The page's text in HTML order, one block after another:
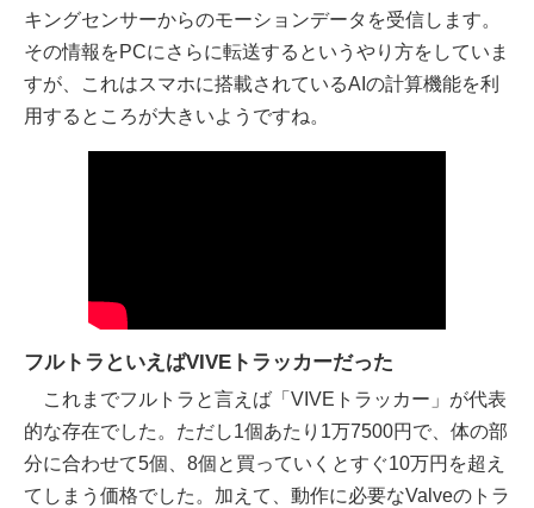
キングセンサーからのモーションデータを受信します。
その情報をPCにさらに転送するというやり方をしていま
すが、これはスマホに搭載されているAIの計算機能を利
用するところが大きいようですね。
フルトラといえばVIVEトラッカーだった
これまでフルトラと言えば「VIVEトラッカー」が代表
的な存在でした。ただし1個あたり1万7500円で、体の部
分に合わせて5個、8個と買っていくとすぐ10万円を超え
てしまう価格でした。加えて、動作に必要なValveのトラ